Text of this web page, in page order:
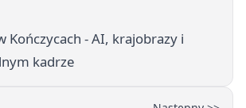
Kończycach - AI, krajobrazy i
kadrze